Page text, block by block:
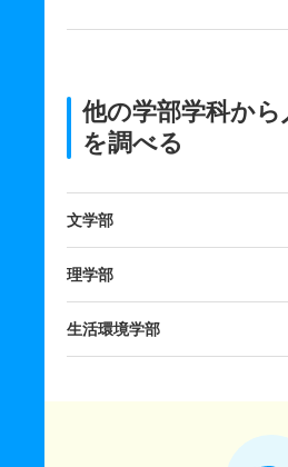
他の学部学科か
を調べる
文学部
理学部
生活環境学部